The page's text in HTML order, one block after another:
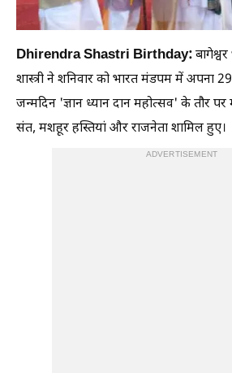
Dhirendra Shastri Birthday:
शास्त्री ने शनिवार को भारत मंडपम में अपना
जन्मदिन 'ज्ञान ध्यान दान महोत्सव' के तौर
संत, मशहूर हस्तियां और राजनेता शामिल हुए।
ADVERTISEMENT